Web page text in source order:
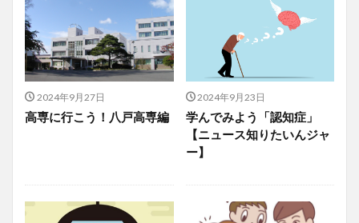
2024年9月27日
高専に行こう！八戸高専編
2024年9月23日
学んでみよう「認知症」
【ニュース知りたいんジャ
ー】